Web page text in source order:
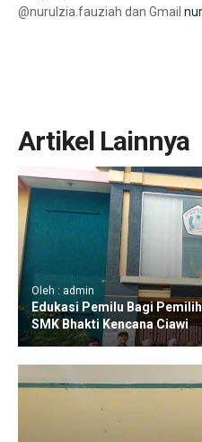
@nurulzia.fauziah dan Gmail
Artikel Lainnya
Oleh : admin
Edukasi Pemilu Bagi
SMK Bhakti Kencana Ciawi